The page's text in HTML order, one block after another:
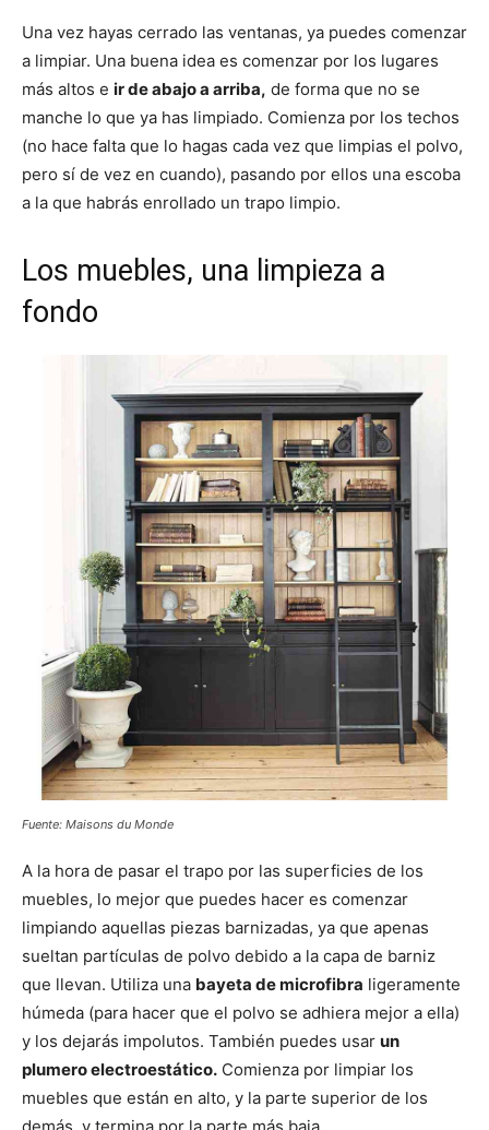
Una vez hayas cerrado las ventanas, ya puedes comenzar
a limpiar. Una buena idea es comenzar por los lugares
más altos e ir de abajo a arriba, de forma que no se
manche lo que ya has limpiado. Comienza por los techos
(no hace falta que lo hagas cada vez que limpias el polvo,
pero sí de vez en cuando), pasando por ellos una escoba
a la que habrás enrollado un trapo limpio.
Los muebles, una limpieza a
fondo
Fuente: Maisons du Monde
A la hora de pasar el trapo por las superficies de los
muebles, lo mejor que puedes hacer es comenzar
limpiando aquellas piezas barnizadas, ya que apenas
sueltan partículas de polvo debido a la capa de barniz
que llevan. Utiliza una bayeta de microfibra ligeramente
húmeda (para hacer que el polvo se adhiera mejor a ella)
y los dejarás impolutos. También puedes usar un
plumero electroestático. Comienza por limpiar los
muebles que están en alto, y la parte superior de los
demás, y termina por la parte más baja.